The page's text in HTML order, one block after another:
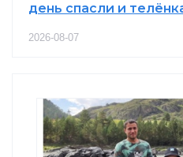
день спасли и
2026-08-07